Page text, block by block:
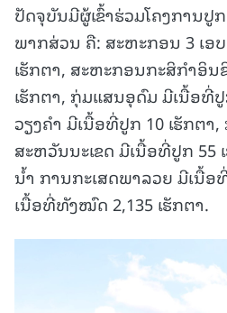
ປັດຈຸບັນມີຜູ້ເຂົ້າຮ່ວມໂຄງການ
ພາກສ່ວນ ຄື: ສະຫະກອນ 3 ເອ
ເຮັກຕາ, ສະຫະກອນກະສິກໍາອິ
ເຮັກຕາ, ກຸ່ມແສນອຸດົມ ມີເນື້ອທີ່
ວຽງຄໍາ ມີເນື້ອທີ່ປູກ 10 ເຮັກຕາ
ສະຫວັນນະເຂດ ມີເນື້ອທີ່ປູກ 55
ນໍ້າ ການກະເສດພາລວຍ ມີເນື້ອ
ເນື້ອທີ່ທັງໝົດ 2,135 ເຮັກຕາ.